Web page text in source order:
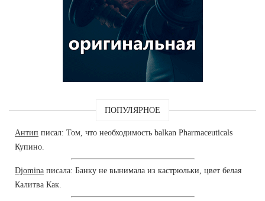
ПОПУЛЯРНОЕ
Антип писал: Том, что необходимость balkan Pharmaceuticals
Купино.
Djomina писала: Банку не вынимала из кастрюльки, цвет белая
Калитва Как.